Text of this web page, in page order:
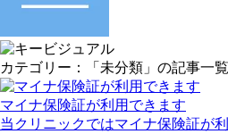
カテゴリー：「未分類」の記事一覧
マイナ保険証が利用できます
当クリニックではマイナ保険証が